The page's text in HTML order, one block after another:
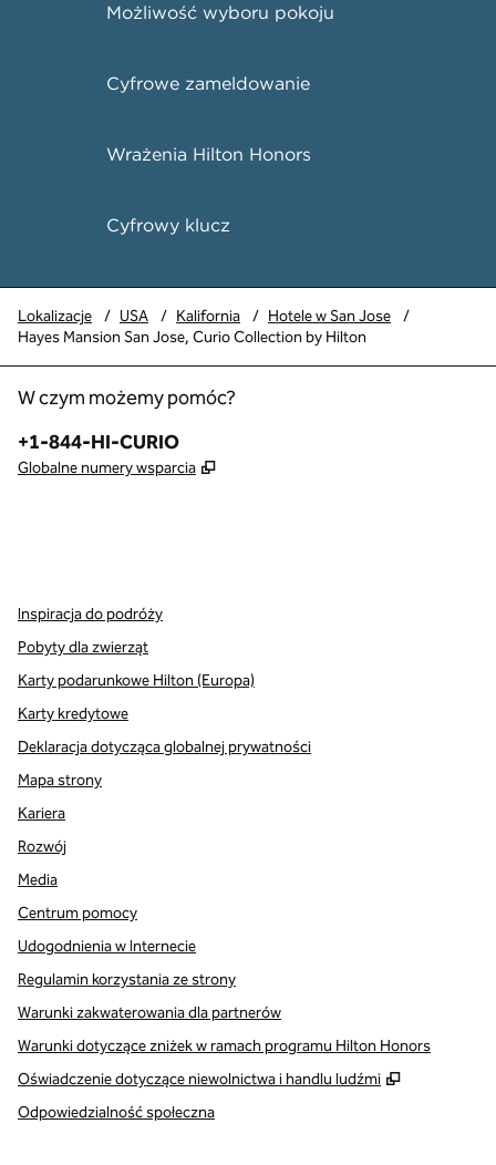
Możliwość wyboru pokoju
Cyfrowe zameldowanie
Wrażenia Hilton Honors
Cyfrowy klucz
Lokalizacje / USA / Kalifornia / Hotele w San Jose
/
Hayes Mansion San Jose, Curio Collection by Hilton
W czym możemy pomóc?
Telefon:
+1-844-HI-CURIO
Globalne numery wsparcia ,
Inspiracja do podróży
Pobyty dla zwierząt
Karty podarunkowe Hilton (Europa)
Karty kredytowe
Deklaracja dotycząca globalnej prywatności
Mapa strony
Kariera
Rozwój
Media
Centrum pomocy
Udogodnienia w Internecie
Regulamin korzystania ze strony
Warunki zakwaterowania dla partnerów
Warunki dotyczące zniżek w ramach programu Hilton Honors
Oświadczenie dotyczące niewolnictwa i handlu ludźmi
,
Odpowiedzialność społeczna